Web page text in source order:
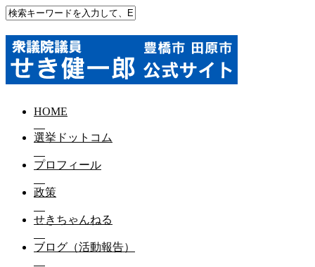
HOME
選挙ドットコム
プロフィール
政策
せきちゃんねる
ブログ（活動報告）